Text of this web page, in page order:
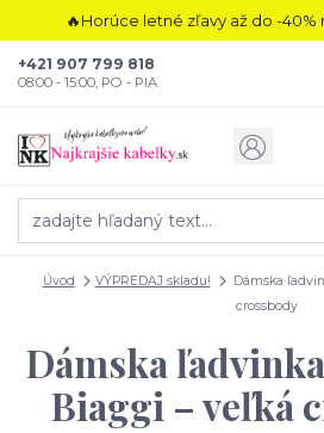
🔥Horúce letné zľavy až do -40%
+421 907 799 818
08:00 - 15:00, PO - PIA
Úvod VÝPREDAJ skladu!
Dámska
crossbody
Dámska
Biaggi – veľká